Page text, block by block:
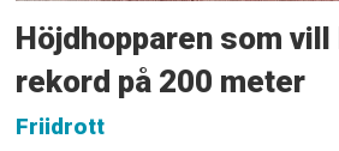
Höjdhopparen som
rekord på 200 meter
Friidrott